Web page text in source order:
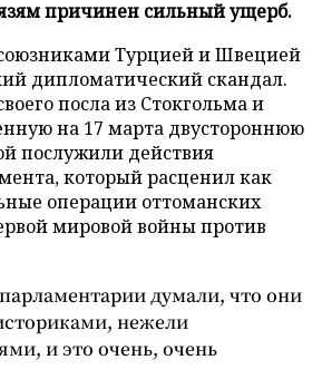
причинен сильный ущерб.
Турцией и Швецией
дипломатический скандал.
посла из Стокгольма и
на 17 марта двустороннюю
послужили действия
который расценил как
операции оттоманских
мировой войны против
думали, что они
нежели
и это очень, очень